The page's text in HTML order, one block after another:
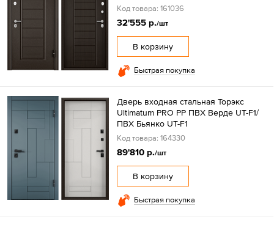
Код товара: 161036
32'555 р./шт
В корзину
Быстрая покупка
Дверь входная стальная Торэкс
Ultimatum PRO PP ПВХ Верде UT-F1/
ПВХ Бьянко UT-F1
Код товара: 164330
89'810 р./шт
В корзину
Быстрая покупка